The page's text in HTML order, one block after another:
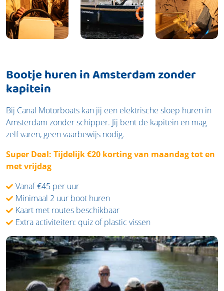
Bootje huren in Amsterdam zonder
kapitein
Bij Canal Motorboats kan jij een elektrische sloep huren in
Amsterdam zonder schipper. Jij bent de kapitein en mag
zelf varen, geen vaarbewijs nodig.
Super Deal: Tijdelijk €20 korting van maandag tot en
met vrijdag
Vanaf €45 per uur
Minimaal 2 uur boot huren
Kaart met routes beschikbaar
Extra activiteiten: quiz of plastic vissen